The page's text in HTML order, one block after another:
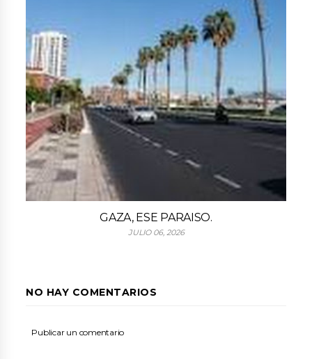
GAZA, ESE PARAISO.
JULIO 06, 2026
NO HAY COMENTARIOS
Publicar un comentario